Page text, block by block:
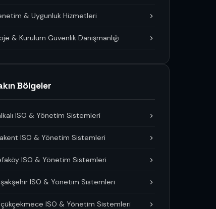
& Uygunluk Hizmetleri
& Kurulum Güvenlik Danışmanlığı
Bölgeler
ISO & Yönetim Sistemleri
ISO & Yönetim Sistemleri
ISO & Yönetim Sistemleri
ISO & Yönetim Sistemleri
ISO & Yönetim Sistemleri